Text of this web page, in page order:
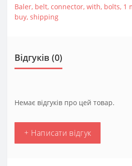
Baler, belt, connector, with, bolts, 1
buy, shipping
Відгуків (0)
Немає відгуків про цей товар.
+ Написати відгук